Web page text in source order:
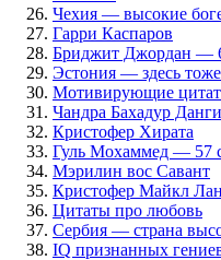
Чехия — высокие
Гарри Каспаров
Бриджит Джордан —
Эстония — здесь
Мотивирующие
Чандра Бахадур
Кристофер Хирата
Гуль Мохаммед — 57
Мэрилин вос Савант
Кристофер Майкл
Цитаты про любовь
Сербия — страна
IQ признанных